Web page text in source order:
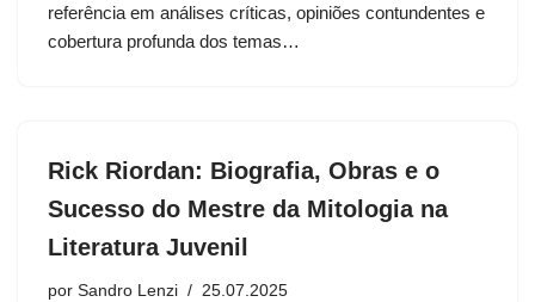
referência em análises críticas, opiniões contundentes e
cobertura profunda dos temas…
Rick Riordan: Biografia, Obras e o
Sucesso do Mestre da Mitologia na
Literatura Juvenil
por Sandro Lenzi 25.07.2025